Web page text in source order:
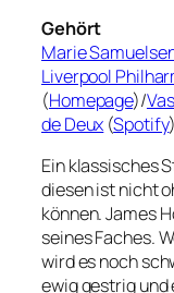
Gehört
Marie
Liverpool
(Homepage)/
de Deux (Spotify)
Ein klassisches
diesen ist nicht
können. James
seines Faches.
wird es noch
ewig gestrig und